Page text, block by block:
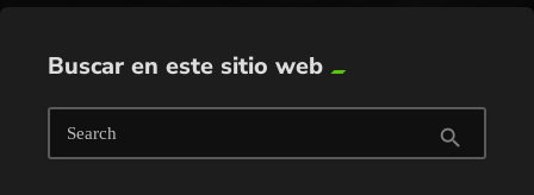
Buscar en este sitio web
Search search